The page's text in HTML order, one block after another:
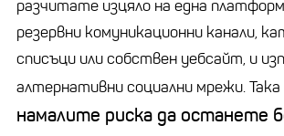
разчитате изцяло на една
резервни комуникационни канали,
списъци или собствен уебсайт, и
алтернативни социални мрежи. Така
намалите риска да останете